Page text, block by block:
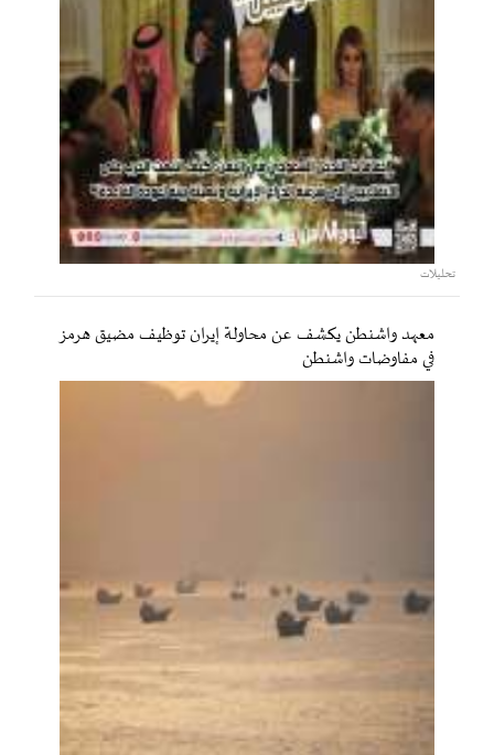
تحليلات
معهد واشنطن يكشف عن محاولة إيران توظيف مضيق هرمز
في مفاوضات واشنطن